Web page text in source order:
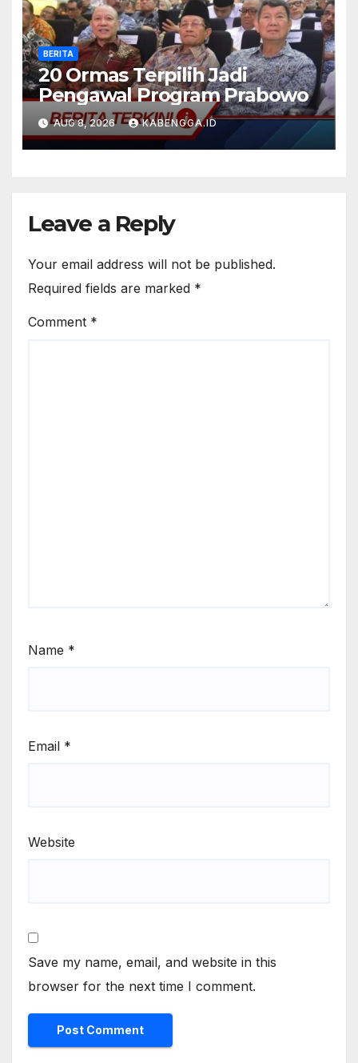
BERITA
20 Ormas Terpilih Jadi
Pengawal Program Prabowo
AUG 8, 2026 KABENGGA.ID
Leave a Reply
Your email address will not be published.
Required fields are marked *
Comment *
Name *
Email *
Website
Save my name, email, and website in this
browser for the next time I comment.